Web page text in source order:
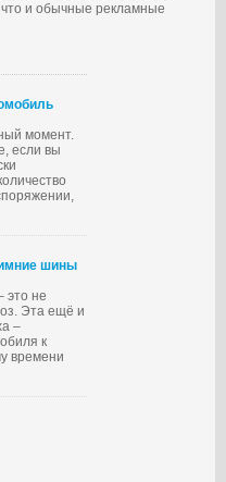
что и обычные рекламные
момент.
если вы
шины
это не
Эта ещё и
–
к
времени